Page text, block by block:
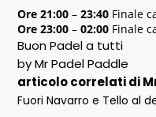
Ore 21:00– 23:40Finale
Ore 23:00– 02:00Finale
Buon Padel a tutti
by Mr Padel Paddle
articolo correlati di
Fuori Navarro e Tello al